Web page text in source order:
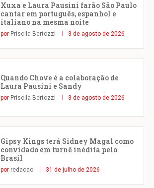
Xuxa e Laura Pausini farão São Paulo
cantar em português, espanhol e
italiano na mesma noite
por Priscila Bertozzi 3 de agosto de 2026
Quando Chove é a colaboração de
Laura Pausini e Sandy
por Priscila Bertozzi 3 de agosto de 2026
Gipsy Kings terá Sidney Magal como
convidado em turnê inédita pelo
Brasil
por redacao 31 de julho de 2026